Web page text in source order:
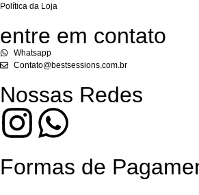
Política da Loja
entre em contato
Whatsapp
Contato@bestsessions.com.br
Nossas Redes
Formas de